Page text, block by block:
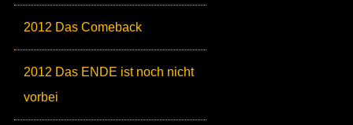
2012 Das Comeback
2012 Das ENDE ist noch nicht
vorbei